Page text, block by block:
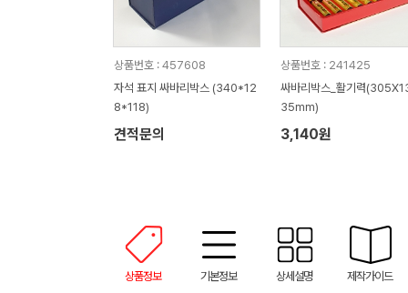
상품번호 : 457608
자석 표지 싸바리박스 (340*12
8*118)
견적문의
상품번호 : 241425
싸바리박스_활기력
35mm)
3,140원
상품정보 기본정보 상세설명 제작가이드